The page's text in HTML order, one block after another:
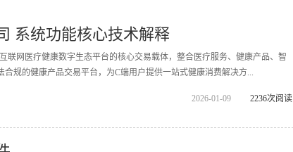
系统功能核心技术解释
联网医疗健康数字生态平台的核心交易载体，整合医疗服务、健康产品、智
规的健康产品交易平台，为C端用户提供一站式健康消费解决方...
2026-01-09 2236次阅读